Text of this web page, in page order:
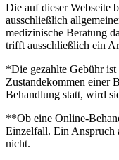
Die auf dieser Webseite
ausschließlich
medizinische Beratung
trifft ausschließlich ein
*Die gezahlte Gebühr
Zustandekommen einer
Behandlung statt, wird
**Ob eine Online-
Einzelfall. Ein Anspruch
nicht.